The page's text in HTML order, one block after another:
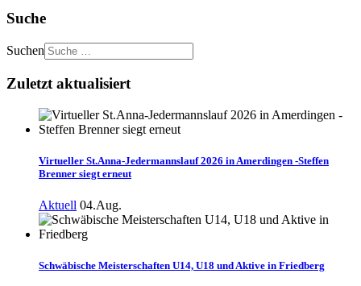
Suche
Suchen
Zuletzt aktualisiert
Virtueller St.Anna-Jedermannslauf 2026 in Amerdingen -Steffen
Brenner siegt erneut
Aktuell 04.Aug.
Schwäbische Meisterschaften U14, U18 und Aktive in Friedberg